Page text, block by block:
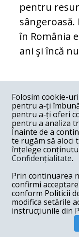
pentru
sângeroasă.
în România
ani şi încă
COMENTARII
Nume
Email
Postează
Folosim cookie-
pentru a-ți
pentru a-ți oferi
pentru a analiza
Înainte de a
te rugăm să aloci
înțelege
Confidențialitate.
Prin continuarea
confirmi
conform Politicii
modifica setările
instrucțiunile din